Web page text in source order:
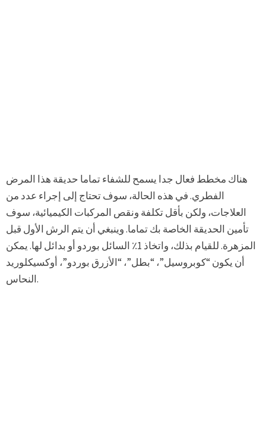
هناك مخطط فعال جدا يسمح للشفاء تماما حديقة هذا المرض
الفطري. في هذه الحالة، سوف تحتاج إلى إجراء عدد من
العلاجات، ولكن بأقل تكلفة ونقص المركبات الكيميائية، سوف
تأمين الحديقة الخاصة بك تماما. وينبغي أن يتم الرش الأول قبل
المزهرة. للقيام بذلك، واتخاذ 1٪ السائل بوردو أو بدائل لها. يمكن
أن يكون “كوبروسيل”، “بطل”، “الأزرق بوردو”، أوكسيكلوريد
النحاس.